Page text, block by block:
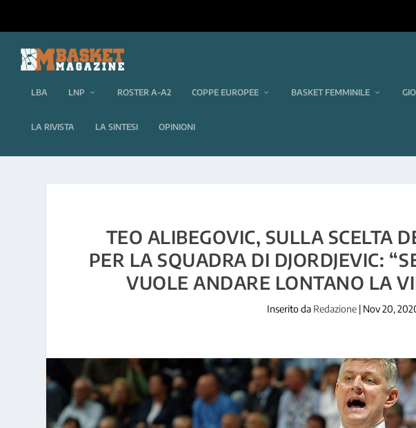
LBA LNP ROSTER A-A2 COPPE EUROPEE BASKET FEMMINILE
LA RIVISTA LA SINTESI OPINIONI
TEO ALIBEGOVIC, SULLA SCELTA
PER LA SQUADRA DI DJORDJEVIC:
VUOLE ANDARE LONTANO LA
Inserito da Redazione| Nov 20,